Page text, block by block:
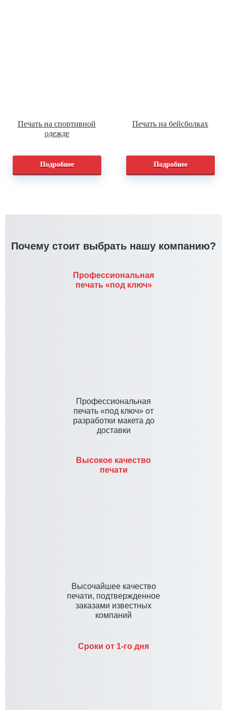
Печать на спортивной
одежде
Подробнее
Печать на бейсболках
Подробнее
Почему стоит выбрать нашу компанию?
Профессиональная
печать «под ключ»
Профессиональная
печать «под ключ» от
разработки макета до
доставки
Высокое качество
печати
Высочайшее качество
печати, подтвержденное
заказами известных
компаний
Сроки от 1-го дня